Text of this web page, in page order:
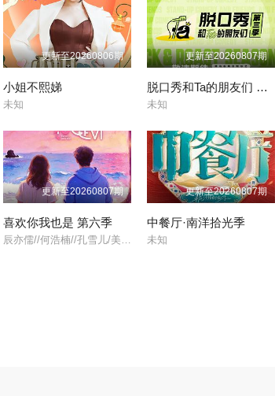
更新至20260806期
小姐不熙娣
未知
更新至20260807期
脱口秀和Ta的朋友们 第三季
未知
更新至20260807期
喜欢你我也是 第六季
更新至20260807期
中餐厅·南洋拾光季
未知